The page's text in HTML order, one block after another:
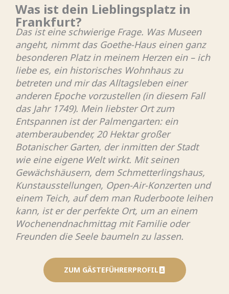
Was ist dein Lieblingsplatz in
Frankfurt?
Das ist eine schwierige Frage. Was Museen
angeht, nimmt das Goethe-Haus einen ganz
besonderen Platz in meinem Herzen ein – ich
liebe es, ein historisches Wohnhaus zu
betreten und mir das Alltagsleben einer
anderen Epoche vorzustellen (in diesem Fall
das Jahr 1749). Mein liebster Ort zum
Entspannen ist der Palmengarten: ein
atemberaubender, 20 Hektar großer
Botanischer Garten, der inmitten der Stadt
wie eine eigene Welt wirkt. Mit seinen
Gewächshäusern, dem Schmetterlingshaus,
Kunstausstellungen, Open-Air-Konzerten und
einem Teich, auf dem man Ruderboote leihen
kann, ist er der perfekte Ort, um an einem
Wochenendnachmittag mit Familie oder
Freunden die Seele baumeln zu lassen.
ZUM GÄSTEFÜHRERPROFIL